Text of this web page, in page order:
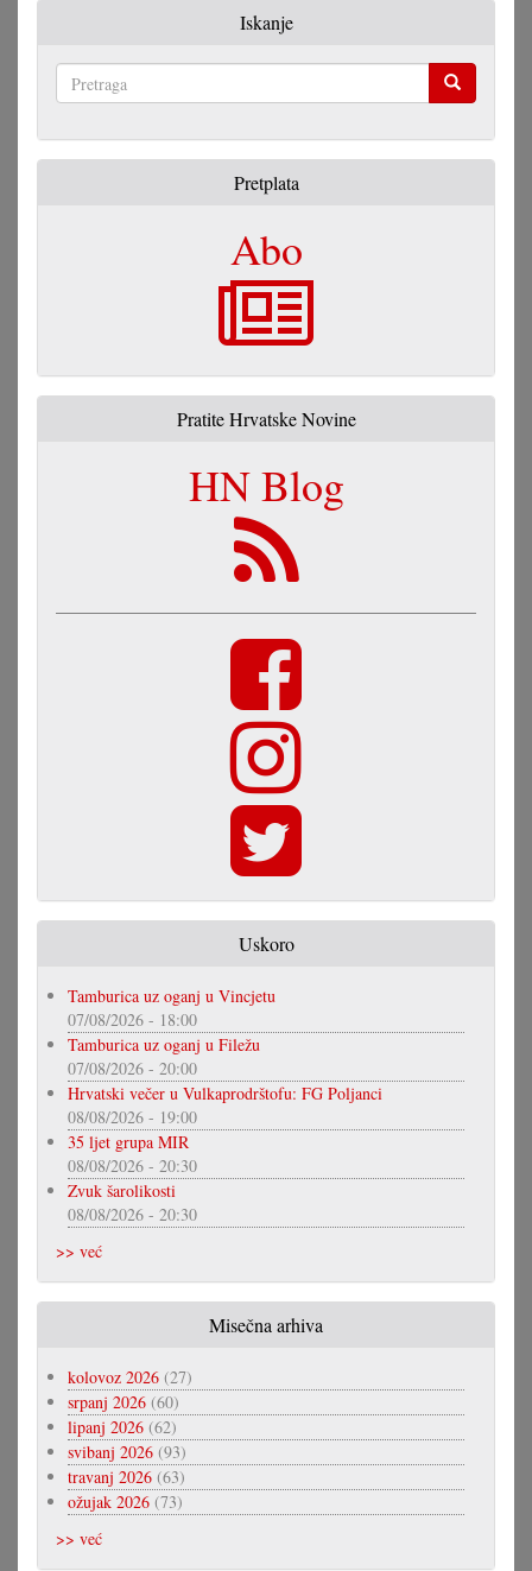
Iskanje
Pretplata
Abo
Pratite Hrvatske Novine
HN Blog
Uskoro
Tamburica uz oganj u Vincjetu
07/08/2026 - 18:00
Tamburica uz oganj u Filežu
07/08/2026 - 20:00
Hrvatski večer u Vulkaprodrštofu: FG Poljanci
08/08/2026 - 19:00
35 ljet grupa MIR
08/08/2026 - 20:30
Zvuk šarolikosti
08/08/2026 - 20:30
>> već
Misečna arhiva
kolovoz 2026 (27)
srpanj 2026 (60)
lipanj 2026 (62)
svibanj 2026 (93)
travanj 2026 (63)
ožujak 2026 (73)
>> već